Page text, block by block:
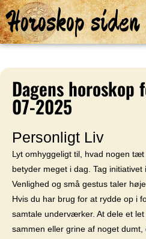
Horoskop siden
Dagens horoskop
07-2025
Personligt Liv
Lyt omhyggeligt til, hvad nogen
betyder meget i dag. Tag
Venlighed og små gestus taler
Hvis du har brug for at rydde op i
samtale underværker. At dele et
sammen eller grine af noget